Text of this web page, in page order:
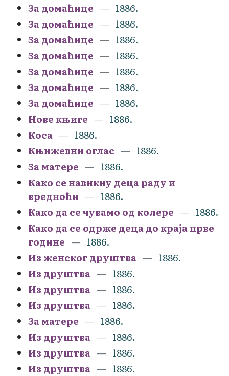
За домаћице
1886.
За домаћице
1886.
За домаћице
1886.
За домаћице
1886.
За домаћице
1886.
За домаћице
1886.
За домаћице
1886.
Нове књиге
1886.
Коса
1886.
Књижевни оглас
1886.
За матере
1886.
Како се навикну деца раду и
вредноћи
1886.
Како да се чувамо од колере
1886.
Како да се одрже деца до краја прве
године
1886.
Из женског друштва
1886.
Из друштва
1886.
Из друштва
1886.
Из друштва
1886.
За матере
1886.
Из друштва
1886.
Из друштва
1886.
Из друштва
1886.